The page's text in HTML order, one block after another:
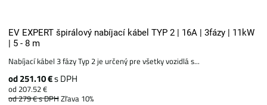
EV EXPERT špirálový nabíjací kábel TYP 2 | 16A | 3fázy | 11kW
| 5 - 8 m
Nabíjací kábel 3 fázy Typ 2 je určený pre všetky vozidlá s...
od 251.10 €s DPH
od 207.52 €
od 279 €s DPHZľava 10%